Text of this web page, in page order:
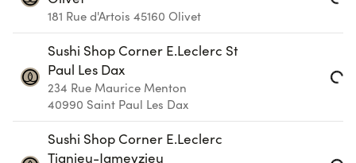
181 Rue d'Artois 45160 Olivet Loading...
Sushi Shop Corner E.Leclerc St
Paul Les Dax
234 Rue Maurice Menton
40990 Saint Paul Les Dax Loading...
Sushi Shop Corner E.Leclerc
Tignieu-Jameyzieu